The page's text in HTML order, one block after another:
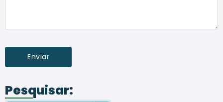
Pesquisar: